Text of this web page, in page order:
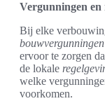
Vergunningen en
Bij elke
bouwvergunningen
ervoor te zorgen
de lokale
welke
voorkomen.